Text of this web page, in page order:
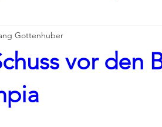
vor den
Gottenhuber